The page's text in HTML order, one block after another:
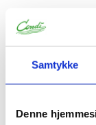
Samtykke
Denne
Syre stabil
glasur, til